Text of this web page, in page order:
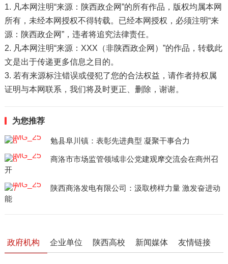
1. 凡本网注明“来源：陕西政企网”的所有作品，版权均属本网
所有，未经本网授权不得转载。已经本网授权，必须注明“来
源：陕西政企网”，违者将追究法律责任。
2. 凡本网注明“来源：XXX（非陕西政企网）”的作品，转载此
文是出于传递更多信息之目的。
3. 若有来源标注错误或侵犯了您的合法权益，请作者持权属
证明与本网联系，我们将及时更正、删除，谢谢。
为您推荐
勉县阜川镇：表彰先进典型 凝聚干事合力
商洛市市场监管领域非公党建观摩交流会在商州召
开
陕西商洛发电有限公司：汲取榜样力量 激发奋进动
能
政府机构 企业单位 陕西高校 新闻媒体 友情链接